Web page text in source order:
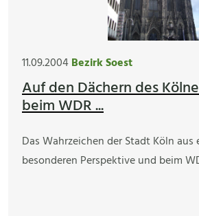
11.09.2004Bezirk Soest
Auf den Dächern des
beim WDR ...
Das Wahrzeichen der Stadt Köln aus
besonderen Perspektive und beim